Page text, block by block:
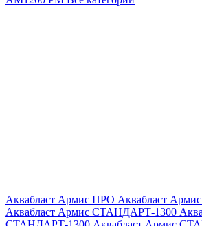
Аквабласт Армис ПРО Аквабласт
Аквабласт Армис СТАНДАРТ-1300